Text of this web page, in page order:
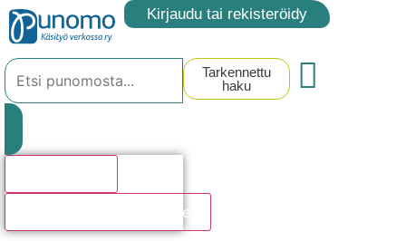
Kirjaudu tai rekisteröidy
Katso kaikki hakutulokset
Tarkennettu
haku